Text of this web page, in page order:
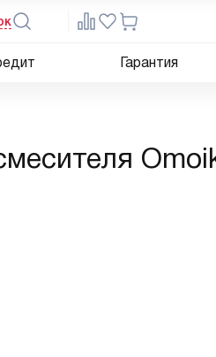
Гарантия